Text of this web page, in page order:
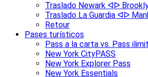
Traslado Newark ᐊᐅ
Traslado La Guardia ᐊᐅ
Retour
Pases turísticos
Pass a la carta vs. Pass
New York CityPASS
New York Explorer Pass
New York Essentials